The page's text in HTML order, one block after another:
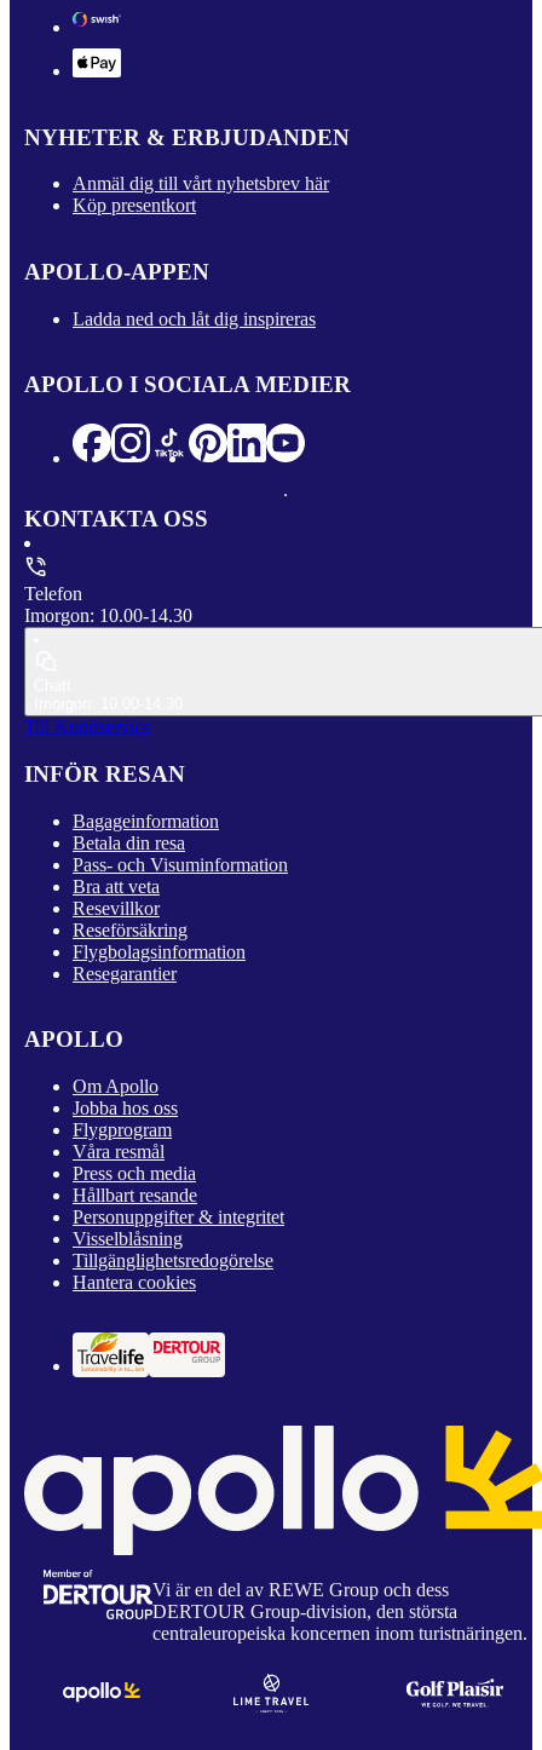
NYHETER & ERBJUDANDEN
Anmäl dig till vårt nyhetsbrev här
Köp presentkort
APOLLO-APPEN
Ladda ned och låt dig inspireras
APOLLO I SOCIALA MEDIER
KONTAKTA OSS
Telefon
Imorgon: 10.00-14.30
Till Kundservice
INFÖR RESAN
Bagageinformation
Betala din resa
Pass- och Visuminformation
Bra att veta
Resevillkor
Reseförsäkring
Flygbolagsinformation
Resegarantier
APOLLO
Om Apollo
Jobba hos oss
Flygprogram
Våra resmål
Press och media
Hållbart resande
Personuppgifter & integritet
Visselblåsning
Tillgänglighetsredogörelse
Hantera cookies
Vi är en del av REWE Group och dess
DERTOUR Group-division, den största
centraleuropeiska koncernen inom turistnäringen.